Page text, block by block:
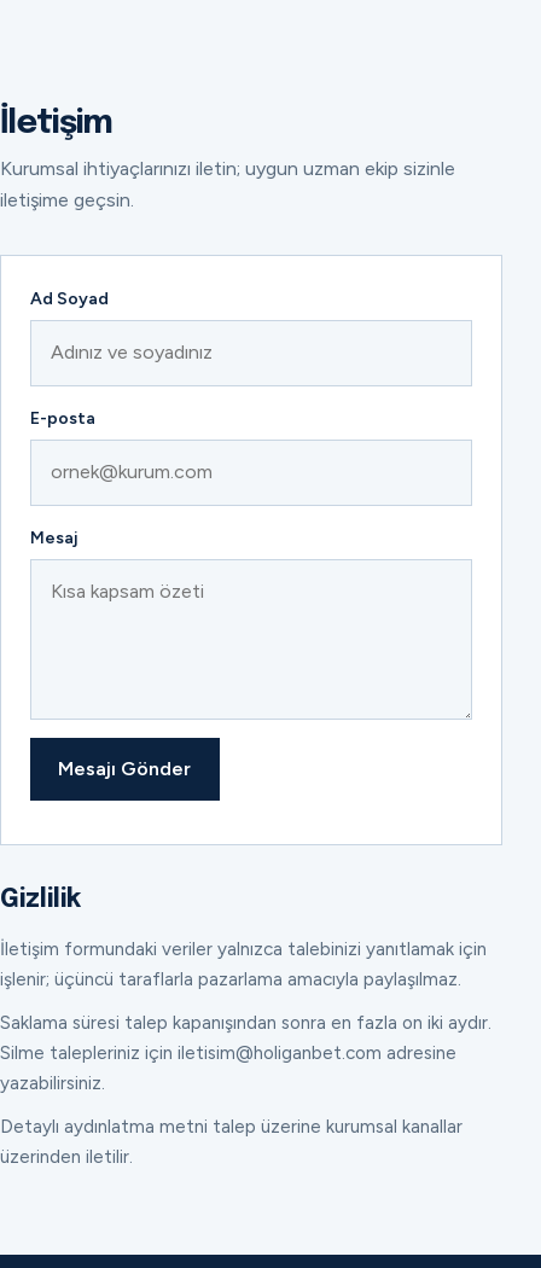
İletişim
Kurumsal ihtiyaçlarınızı iletin; uygun uzman ekip sizinle
iletişime geçsin.
Ad Soyad
E-posta
Mesaj
Mesajı Gönder
Gizlilik
İletişim formundaki veriler yalnızca talebinizi yanıtlamak için
işlenir; üçüncü taraflarla pazarlama amacıyla paylaşılmaz.
Saklama süresi talep kapanışından sonra en fazla on iki aydır.
Silme talepleriniz için iletisim@holiganbet.com adresine
yazabilirsiniz.
Detaylı aydınlatma metni talep üzerine kurumsal kanallar
üzerinden iletilir.